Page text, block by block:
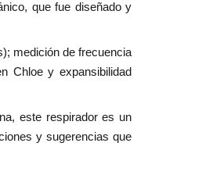
que fue diseñado y
medición de frecuencia
Chloe y expansibilidad
este respirador es un
y sugerencias que